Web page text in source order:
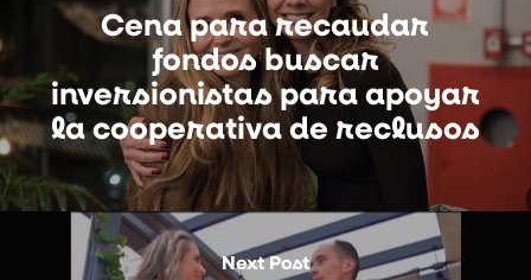
Cena para recaudar
fondos buscar
inversionistas para apoyar
la cooperativa de reclusos
Next Post